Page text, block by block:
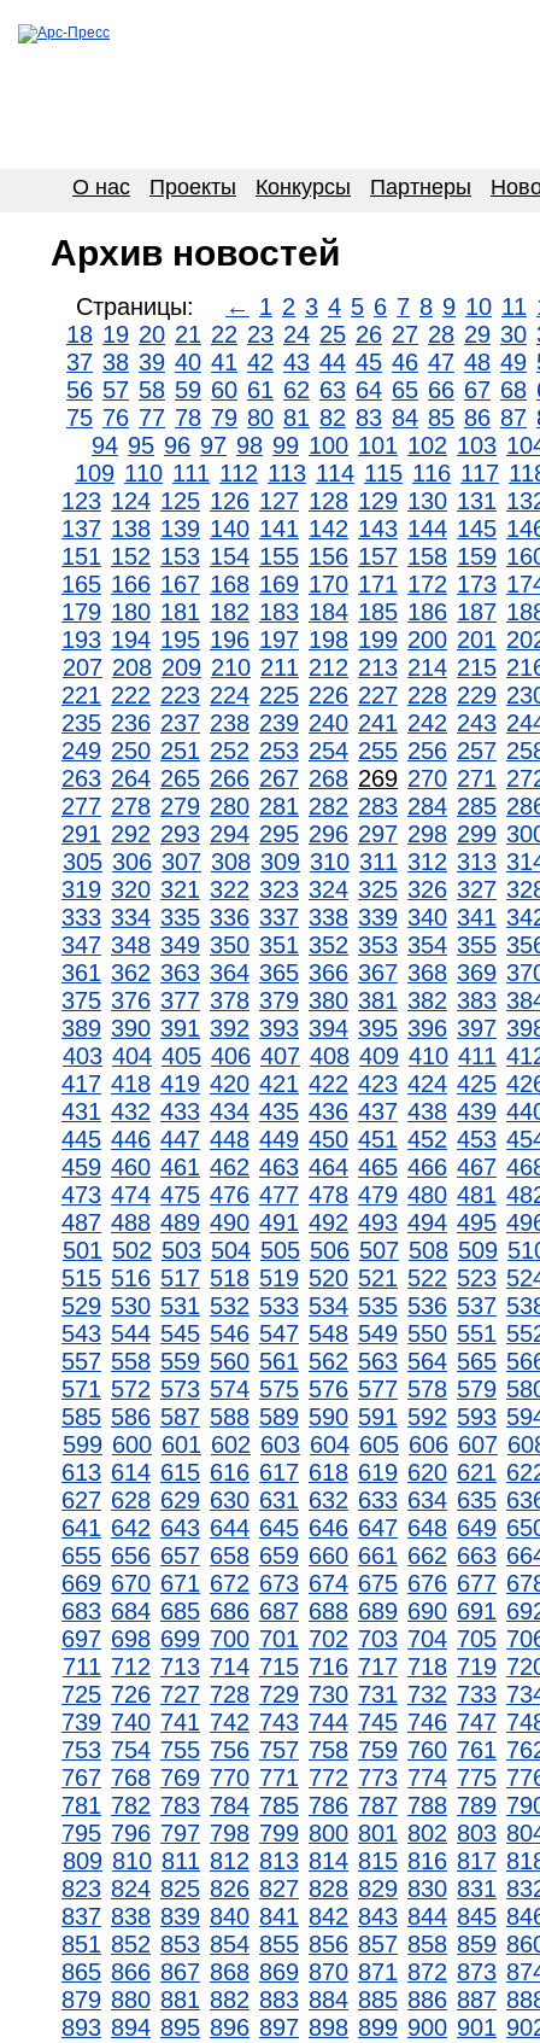
О нас Проекты Конкурсы Партнеры
Архив новостей
Страницы: ← 1 2 3 4 5 6 7 8 9 10 11
18 19 20 21 22 23 24 25 26 27 28 29 30
37 38 39 40 41 42 43 44 45 46 47 48 49
56 57 58 59 60 61 62 63 64 65 66 67 68
75 76 77 78 79 80 81 82 83 84 85 86 87
94 95 96 97 98 99 100 101 102 103
109 110 111 112 113 114 115 116 117
123 124 125 126 127 128 129 130 131
137 138 139 140 141 142 143 144 145
151 152 153 154 155 156 157 158 159
165 166 167 168 169 170 171 172 173
179 180 181 182 183 184 185 186 187
193 194 195 196 197 198 199 200 201
207 208 209 210 211 212 213 214 215
221 222 223 224 225 226 227 228 229
235 236 237 238 239 240 241 242 243
249 250 251 252 253 254 255 256 257
263 264 265 266 267 268 269 270 271
277 278 279 280 281 282 283 284 285
291 292 293 294 295 296 297 298 299
305 306 307 308 309 310 311 312 313
319 320 321 322 323 324 325 326 327
333 334 335 336 337 338 339 340 341
347 348 349 350 351 352 353 354 355
361 362 363 364 365 366 367 368 369
375 376 377 378 379 380 381 382 383
389 390 391 392 393 394 395 396 397
403 404 405 406 407 408 409 410 411
417 418 419 420 421 422 423 424 425
431 432 433 434 435 436 437 438 439
445 446 447 448 449 450 451 452 453
459 460 461 462 463 464 465 466 467
473 474 475 476 477 478 479 480 481
487 488 489 490 491 492 493 494 495
501 502 503 504 505 506 507 508 509
515 516 517 518 519 520 521 522 523
529 530 531 532 533 534 535 536 537
543 544 545 546 547 548 549 550 551
557 558 559 560 561 562 563 564 565
571 572 573 574 575 576 577 578 579
585 586 587 588 589 590 591 592 593
599 600 601 602 603 604 605 606 607
613 614 615 616 617 618 619 620 621
627 628 629 630 631 632 633 634 635
641 642 643 644 645 646 647 648 649
655 656 657 658 659 660 661 662 663
669 670 671 672 673 674 675 676 677
683 684 685 686 687 688 689 690 691
697 698 699 700 701 702 703 704 705
711 712 713 714 715 716 717 718 719
725 726 727 728 729 730 731 732 733
739 740 741 742 743 744 745 746 747
753 754 755 756 757 758 759 760 761
767 768 769 770 771 772 773 774 775
781 782 783 784 785 786 787 788 789
795 796 797 798 799 800 801 802 803
809 810 811 812 813 814 815 816 817
823 824 825 826 827 828 829 830 831
837 838 839 840 841 842 843 844 845
851 852 853 854 855 856 857 858 859
865 866 867 868 869 870 871 872 873
879 880 881 882 883 884 885 886 887
893 894 895 896 897 898 899 900 901